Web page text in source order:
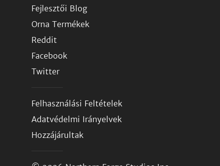
Fejlesztői Blog
Orna Termékek
Reddit
Facebook
Twitter
Felhasználási Feltételek
Adatvédelmi Irányelvek
Hozzájárultak